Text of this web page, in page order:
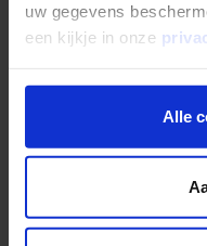
uw gegevens
een kijkje in onze
Alle
Naar 'Het Geld en de
13
Deel op LinkedIn
Deel viaDeel